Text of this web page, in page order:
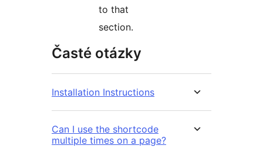
to that
section.
Časté otázky
Installation Instructions
Can I use the shortcode
multiple times on a page?